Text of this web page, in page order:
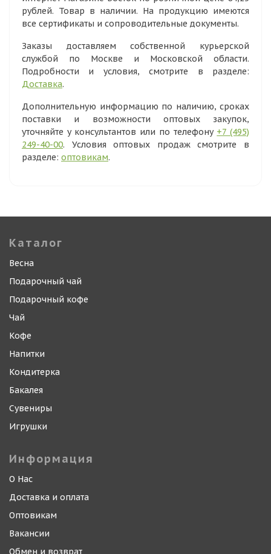
рублей. Товар в наличии. На продукцию имеются
все сертификаты и сопроводительные документы.
Заказы доставляем собственной курьерской
службой по Москве и Московской области.
Подробности и условия, смотрите в разделе:
Доставка.
Дополнительную информацию по наличию, сроках
поставки и возможности оптовых закупок,
уточняйте у консультантов или по телефону +7 (495)
249-40-00. Условия оптовых продаж смотрите в
разделе: оптовикам.
Каталог
Весна
Подарочный чай
Подарочный кофе
Чай
Кофе
Напитки
Кондитерка
Бакалея
Сувениры
Игрушки
Информация
О Нас
Доставка и оплата
Оптовикам
Вакансии
Обмен и возврат